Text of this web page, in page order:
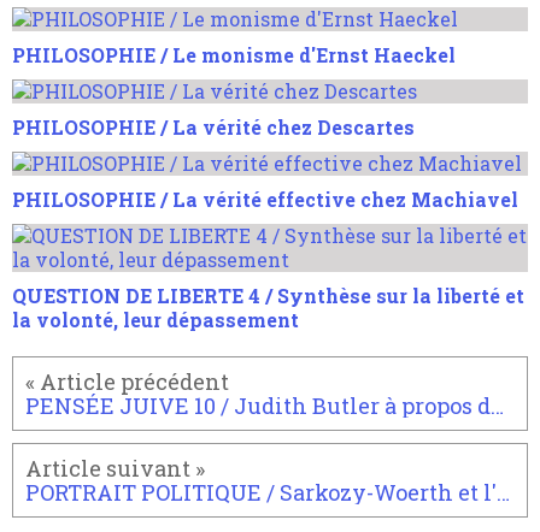
PHILOSOPHIE / Le monisme d'Ernst Haeckel
PHILOSOPHIE / La vérité chez Descartes
PHILOSOPHIE / La vérité effective chez Machiavel
QUESTION DE LIBERTE 4 / Synthèse sur la liberté et
la volonté, leur dépassement
PENSÉE JUIVE 10 / Judith Butler à propos de "Je suis l'une des leurs voilà tout " d'Hannah Arendt.
PORTRAIT POLITIQUE / Sarkozy-Woerth et l'Inspection des finances